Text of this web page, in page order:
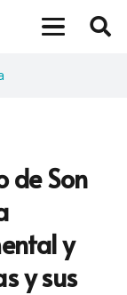
de Son
y
y sus